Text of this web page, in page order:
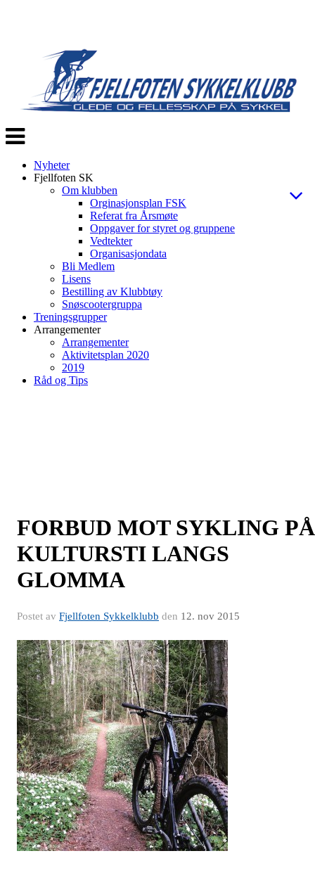
Veksle
navigasjon
Nyheter
Fjellfoten SK
Om klubben
Orginasjonsplan FSK
Referat fra Årsmøte
Oppgaver for styret og gruppene
Vedtekter
Organisasjondata
Bli Medlem
Lisens
Bestilling av Klubbtøy
Snøscootergruppa
Treningsgrupper
Arrangementer
Arrangementer
Aktivitetsplan 2020
2019
Råd og Tips
FORBUD MOT SYKLING PÅ
KULTURSTI LANGS
GLOMMA
Postet av Fjellfoten Sykkelklubb den 12. nov 2015